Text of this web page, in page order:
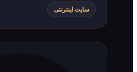
سایت اینترنتی